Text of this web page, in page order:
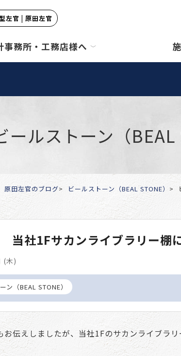
左官 | 原田左官
事務所・工務店様へ
ールストーン（BEAL
原田左官のブログ ビールストーン（BEAL STONE）
当社1Fサカンライブラリー棚
(木)
ン（BEAL STONE）
お伝えしましたが、当社1Fのサカンライブラ